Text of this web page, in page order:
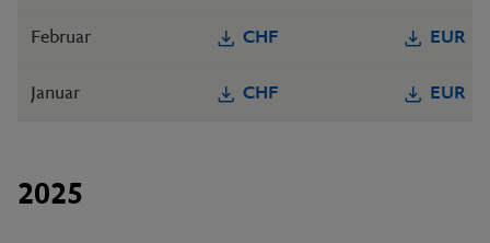
Februar CHF EUR
Januar CHF EUR
2025